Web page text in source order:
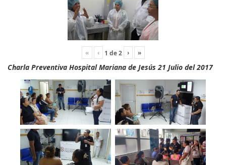
« ‹ 1 de2 › »
Charla Preventiva Hospital Mariana de Jesús 21 Julio del 2017